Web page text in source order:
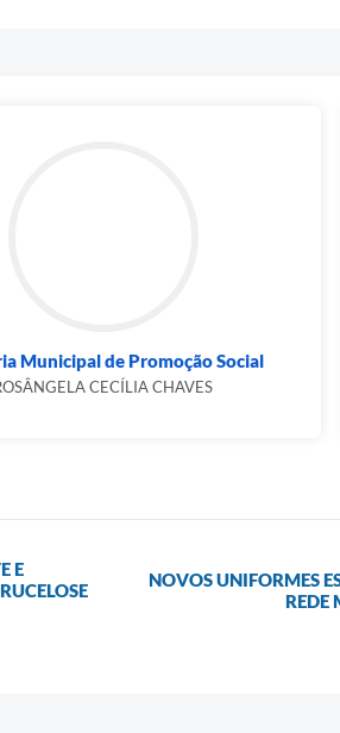
Municipal de Promoção Social
CECÍLIA CHAVES
E
NOVOS UNIFORMES
REDE